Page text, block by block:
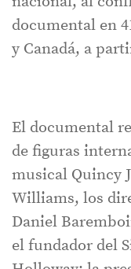
documental en
y Canadá, a
El documental
de figuras
musical Quincy
Williams, los
Daniel
el fundador del